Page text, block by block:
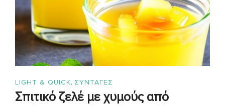
LIGHT & QUICK, ΣΥΝΤΑΓΈΣ
Σπιτικό ζελέ με χυμούς από